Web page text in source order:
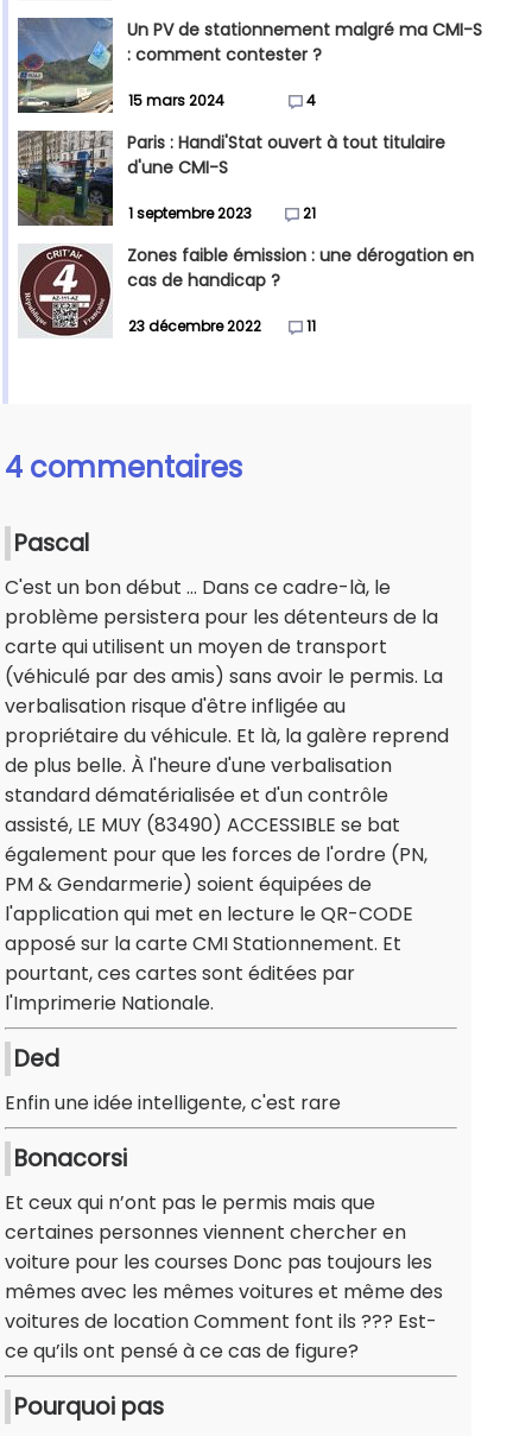
Un PV de stationnement malgré ma CMI-S
: comment contester ?
15 mars 2024 4
Paris : Handi'Stat ouvert à tout titulaire
d'une CMI-S
1 septembre 2023 21
Zones faible émission : une dérogation en
cas de handicap ?
23 décembre 2022 11
4 commentaires
Pascal
C'est un bon début ... Dans ce cadre-là, le
problème persistera pour les détenteurs de la
carte qui utilisent un moyen de transport
(véhiculé par des amis) sans avoir le permis. La
verbalisation risque d'être infligée au
propriétaire du véhicule. Et là, la galère reprend
de plus belle. À l'heure d'une verbalisation
standard dématérialisée et d'un contrôle
assisté, LE MUY (83490) ACCESSIBLE se bat
également pour que les forces de l'ordre (PN,
PM & Gendarmerie) soient équipées de
l'application qui met en lecture le QR-CODE
apposé sur la carte CMI Stationnement. Et
pourtant, ces cartes sont éditées par
l'Imprimerie Nationale.
Ded
Enfin une idée intelligente, c'est rare
Bonacorsi
Et ceux qui n’ont pas le permis mais que
certaines personnes viennent chercher en
voiture pour les courses Donc pas toujours les
mêmes avec les mêmes voitures et même des
voitures de location Comment font ils ??? Est-
ce qu’ils ont pensé à ce cas de figure?
Pourquoi pas